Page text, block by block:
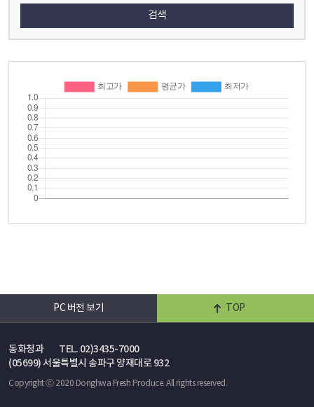
검색
PC 버전 보기 TOP
동화청과
TEL. 02)3435-7000
(05699) 서울특별시 송파구 양재대로 932
Copyright ⓒ 2020 Donghwa Fresh Produce. All rights reserved.